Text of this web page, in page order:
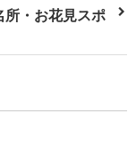
所・お花見スポ